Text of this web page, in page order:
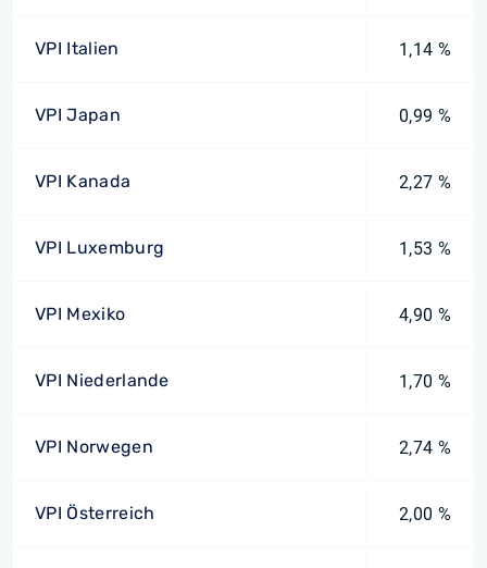
VPI Italien 1,14 %
VPI Japan 0,99 %
VPI Kanada 2,27 %
VPI Luxemburg 1,53 %
VPI Mexiko 4,90 %
VPI Niederlande 1,70 %
VPI Norwegen 2,74 %
VPI Österreich 2,00 %